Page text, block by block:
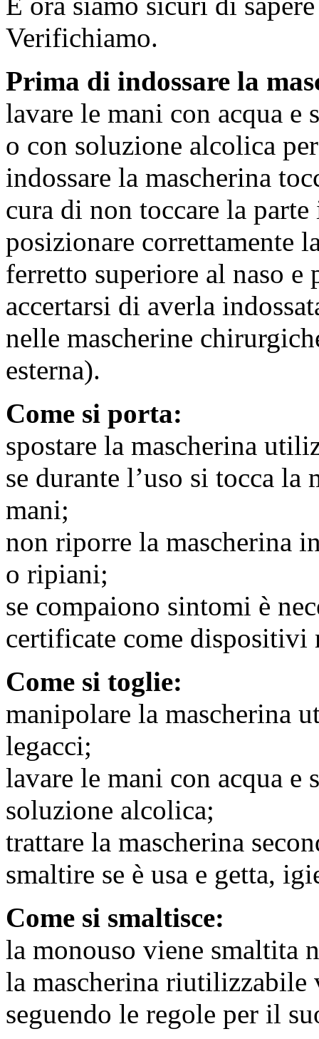
Verifichiamo.
Prima di indossare la
lavare le mani con acqua e
o con soluzione alcolica
indossare la mascherina
cura di non toccare la parte
posizionare correttamente
ferretto superiore al naso
accertarsi di averla
nelle mascherine
esterna).
Come si porta:
spostare la mascherina
se durante lʼuso si tocca la
mani;
non riporre la mascherina
o ripiani;
se compaiono sintomi è
certificate come dispositivi
Come si toglie:
manipolare la mascherina
legacci;
lavare le mani con acqua e
soluzione alcolica;
trattare la mascherina
smaltire se è usa e getta,
Come si smaltisce:
la monouso viene
la mascherina riutilizzabile
seguendo le regole per il